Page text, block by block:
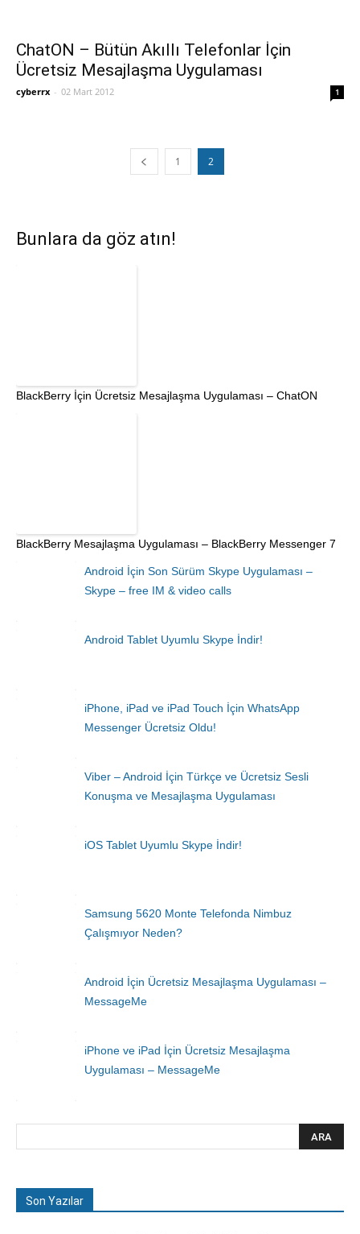
ChatON – Bütün Akıllı Telefonlar İçin
Ücretsiz Mesajlaşma Uygulaması
cyberrx - 02 Mart 2012 1
1 2
Bunlara da göz atın!
BlackBerry İçin Ücretsiz Mesajlaşma Uygulaması – ChatON
BlackBerry Mesajlaşma Uygulaması – BlackBerry Messenger 7
Android İçin Son Sürüm Skype Uygulaması –
Skype – free IM & video calls
Android Tablet Uyumlu Skype İndir!
iPhone, iPad ve iPad Touch İçin WhatsApp
Messenger Ücretsiz Oldu!
Viber – Android İçin Türkçe ve Ücretsiz Sesli
Konuşma ve Mesajlaşma Uygulaması
iOS Tablet Uyumlu Skype İndir!
Samsung 5620 Monte Telefonda Nimbuz
Çalışmıyor Neden?
Android İçin Ücretsiz Mesajlaşma Uygulaması –
MessageMe
iPhone ve iPad İçin Ücretsiz Mesajlaşma
Uygulaması – MessageMe
Son Yazılar